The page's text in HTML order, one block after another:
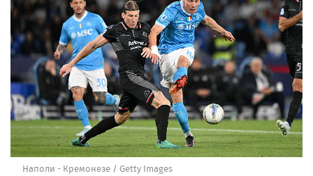
Наполи - Кремонезе / Getty Images